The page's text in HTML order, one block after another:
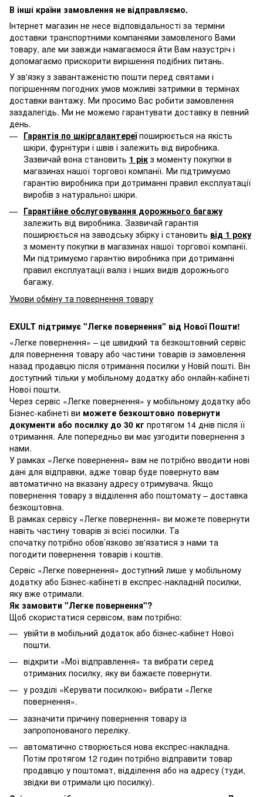
В інші країни замовлення не відправляємо.
Інтернет магазин не несе відповідальності за терміни
доставки транспортними компаніями замовленого Вами
товару, але ми завжди намагаємося йти Вам назустріч і
допомагаємо прискорити вирішення подібних питань.
У зв'язку з завантаженістю пошти перед святами і
погіршенням погодних умов можливі затримки в термінах
доставки вантажу. Ми просимо Вас робити замовлення
заздалегідь. Ми не можемо гарантувати доставку в певний
день.
Гарантія по шкіргалантереїпоширюється на якість
шкіри, фурнітури і швів і залежить від виробника.
Зазвичай вона становить 1 рік з моменту покупки в
магазинах нашої торгової компанії. Ми підтримуємо
гарантію виробника при дотриманні правил експлуатації
виробів з натуральної шкіри.
Гарантійне обслуговування дорожнього багажу
залежить від виробника. Зазвичай гарантія
поширюється на заводську збірку і становить від 1 року
з моменту покупки в магазинах нашої торгової компанії.
Ми підтримуємо гарантію виробника при дотриманні
правил експлуатації валіз і інших видів дорожнього
багажу.
Умови обміну та повернення товару
EXULT підтримує "Легке повернення" від Нової Пошти!
«Легке повернення» – це швидкий та безкоштовний сервіс
для повернення товару або частини товарів із замовлення
назад продавцю після отримання посилки у Новій пошті. Він
доступний тільки у мобільному додатку або онлайн-кабінеті
Нової пошти.
Через сервіс «Легке повернення» у мобільному додатку або
Бізнес-кабінеті ви можете безкоштовно повернути
документи або посилку до 30 кг протягом 14 днів після її
отримання. Але попередньо ви має узгодити повернення з
нами.
У рамках «Легке повернення» вам не потрібно вводити нові
дані для відправки, адже товар буде повернуто вам
автоматично на вказану адресу отримувача. Якщо
повернення товару з відділення або поштомату – доставка
безкоштовна.
В рамках сервісу «Легке повернення» ви можете повернути
навіть частину товарів зі всієї посилки. Та
спочатку потрібно обов’язково зв'язатися з нами та
погодити повернення товарів і коштів.
Сервіс «Легке повернення» доступний лише у мобільному
додатку або Бізнес-кабінеті в експрес-накладній посилки,
яку вже отримали.
Як замовити "Легке повернення"?
Щоб скористатися сервісом, вам потрібно:
увійти в мобільний додаток або бізнес-кабінет Нової
пошти.
відкрити «Мої відправлення» та вибрати серед
отриманих посилку, яку ви бажаєте повернути.
у розділі «Керувати посилкою» вибрати «Легке
повернення».
зазначити причину повернення товару із
запропонованого переліку.
автоматично створюється нова експрес-накладна.
Потім протягом 12 годин потрібно відправити товар
продавцю у поштомат, відділення або на адресу (туди,
звідки ви отримали цю посилку).